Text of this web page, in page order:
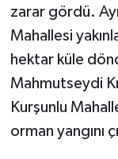
zarar gördü.
Mahallesi
hektar küle
Mahmutseydi
Kurşunlu
orman yangını